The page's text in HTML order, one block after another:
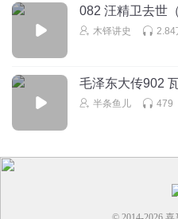
082 汪精卫去世
木铎讲史 2.84
毛泽东大传902
半条鱼儿 479